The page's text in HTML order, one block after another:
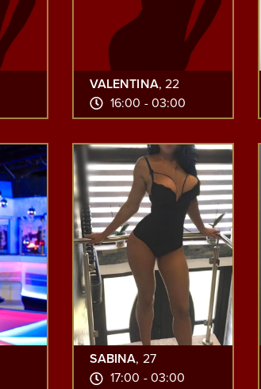
VALENTINA, 22
16:00 - 03:00
SABINA, 27
17:00 - 03:00